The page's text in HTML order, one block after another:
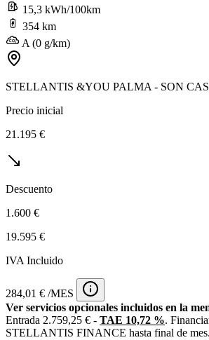
15,3 kWh/100km
354 km
A (0 g/km)
STELLANTIS &YOU PALMA - SON
Precio inicial
21.195 €
Descuento
1.600 €
19.595 €
IVA Incluido
284,01 € /MES
Ver servicios opcionales incluidos en la
Entrada 2.759,25 € - TAE 10,72 %.
STELLANTIS FINANCE hasta final de mes.